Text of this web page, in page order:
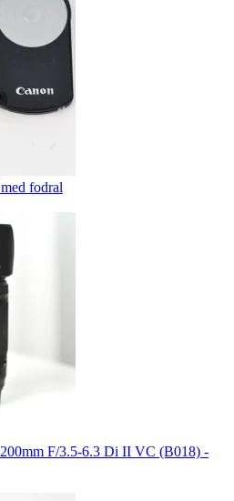
fodral
F/3.5-6.3 Di II VC (B018) -